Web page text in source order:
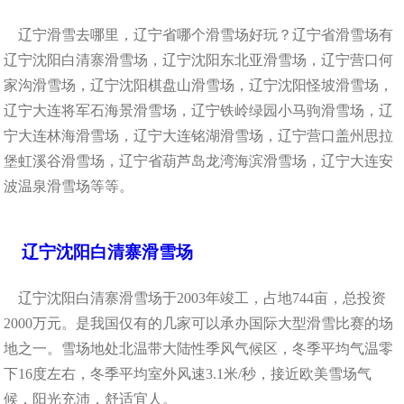
辽宁滑雪去哪里，辽宁省哪个滑雪场好玩？辽宁省滑雪场有
辽宁沈阳白清寨滑雪场，辽宁沈阳东北亚滑雪场，辽宁营口何
家沟滑雪场，辽宁沈阳棋盘山滑雪场，辽宁沈阳怪坡滑雪场，
辽宁大连将军石海景滑雪场，辽宁铁岭绿园小马驹滑雪场，辽
宁大连林海滑雪场，辽宁大连铭湖滑雪场，辽宁营口盖州思拉
堡虹溪谷滑雪场，辽宁省葫芦岛龙湾海滨滑雪场，辽宁大连安
波温泉滑雪场等等。
辽宁沈阳白清寨滑雪场
辽宁沈阳白清寨滑雪场于2003年竣工，占地744亩，总投资
2000万元。是我国仅有的几家可以承办国际大型滑雪比赛的场
地之一。雪场地处北温带大陆性季风气候区，冬季平均气温零
下16度左右，冬季平均室外风速3.1米/秒，接近欧美雪场气
候，阳光充沛，舒适宜人。